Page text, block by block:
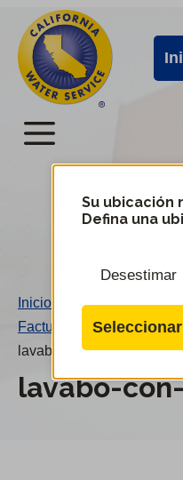
directamente
contenido
principal
Alertas
de
Cal
Water
Menú
Menú
servicio
de
Cal
Water
Su ubicación
Defina una
Desestimar
Inicio
Facturas elevadas /
lavabo-con-pérdidas
lavabo-